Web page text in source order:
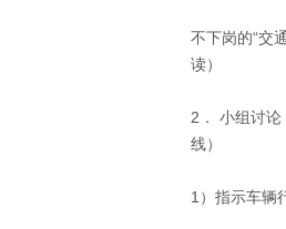
不下岗的“交
读）
2． 小组讨
线）
1）指示车辆